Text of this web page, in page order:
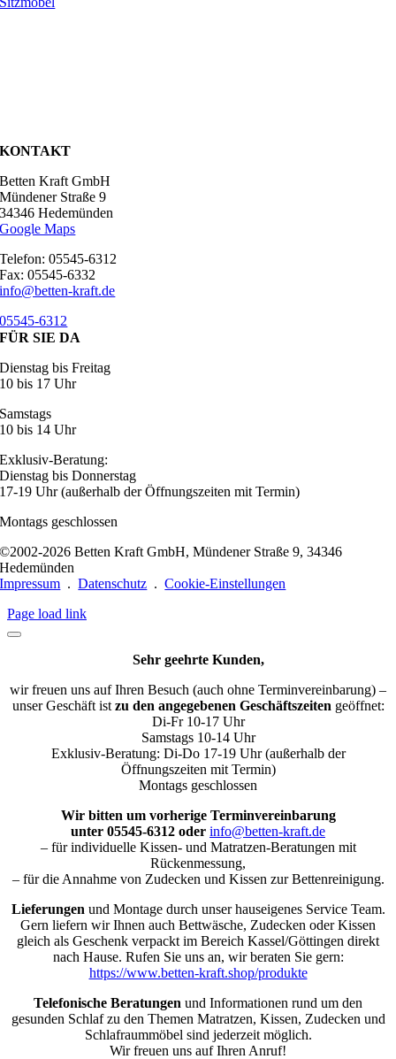
KONTAKT
Betten Kraft GmbH
Mündener Straße 9
34346 Hedemünden
Google Maps
Telefon: 05545-6312
Fax: 05545-6332
info@betten-kraft.de
05545-6312
FÜR SIE DA
Dienstag bis Freitag
10 bis 17 Uhr
Samstags
10 bis 14 Uhr
Exklusiv-Beratung:
Dienstag bis Donnerstag
17-19 Uhr (außerhalb der Öffnungszeiten mit Termin)
Montags geschlossen
©2002-2026 Betten Kraft GmbH, Mündener Straße 9, 34346
Hedemünden
Impressum .Datenschutz .Cookie-Einstellungen
Page load link
Sehr geehrte Kunden,
wir freuen uns auf Ihren Besuch (auch ohne Terminvereinbarung) –
unser Geschäft ist zu den angegebenen Geschäftszeiten geöffnet:
Di-Fr 10-17 Uhr
Samstags 10-14 Uhr
Exklusiv-Beratung: Di-Do 17-19 Uhr (außerhalb der
Öffnungszeiten mit Termin)
Montags geschlossen
Wir bitten um vorherige Terminvereinbarung
unter 05545-6312 oder info@betten-kraft.de
– für individuelle Kissen- und Matratzen-Beratungen mit
Rückenmessung,
– für die Annahme von Zudecken und Kissen zur Bettenreinigung.
Lieferungen und Montage durch unser hauseigenes Service Team.
Gern liefern wir Ihnen auch Bettwäsche, Zudecken oder Kissen
gleich als Geschenk verpackt im Bereich Kassel/Göttingen direkt
nach Hause. Rufen Sie uns an, wir beraten Sie gern:
https://www.betten-kraft.shop/produkte
Telefonische Beratungen und Informationen rund um den
gesunden Schlaf zu den Themen Matratzen, Kissen, Zudecken und
Schlafraummöbel sind jederzeit möglich.
Wir freuen uns auf Ihren Anruf!